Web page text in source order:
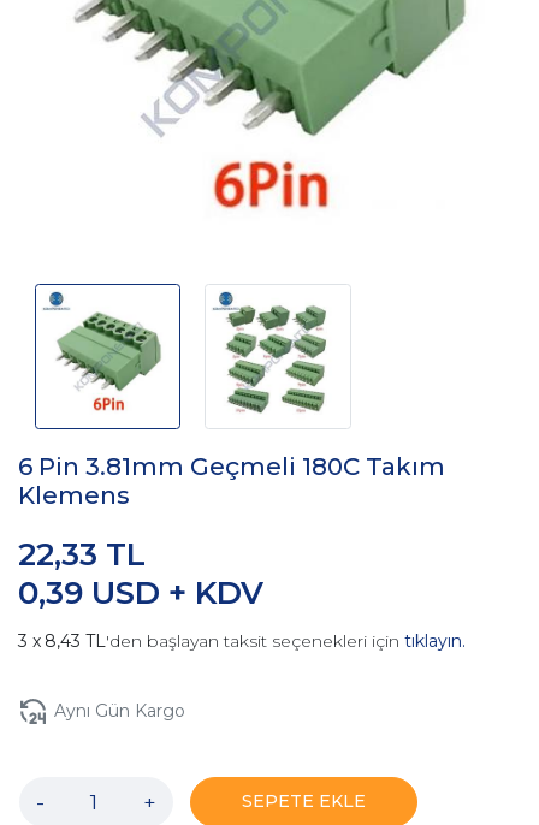
6 Pin 3.81mm Geçmeli 180C Takım
Klemens
0,39 USD + KDV
22,33 TL
8,43 TL'den başlayan taksit seçenekleri için tıklayın.
Aynı Gün Kargo
- + SEPETE EKLE